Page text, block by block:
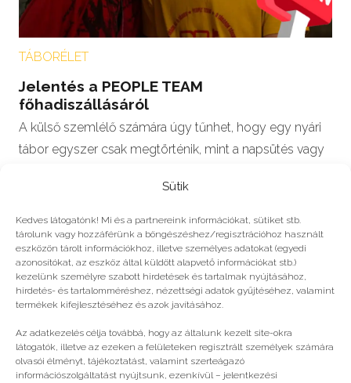
Sütik
Kedves látogatónk! Mi és a partnereink információkat, sütiket stb.
tárolunk vagy hozzáférünk a böngészéshez/regisztrációhoz használt
eszközön tárolt információkhoz, illetve személyes adatokat (egyedi
azonosítókat, az eszköz által küldött alapvető információkat stb.)
kezelünk személyre szabott hirdetések és tartalmak nyújtásához,
hirdetés- és tartalomméréshez, nézettségi adatok gyűjtéséhez, valamint
termékek kifejlesztéséhez és azok javításához.
Az adatkezelés célja továbbá, hogy az általunk kezelt site-okra
látogatók, illetve az ezeken a felületeken regisztrált személyek számára
olvasói élményt, tájékoztatást, valamint szerteágazó
információszolgáltatást nyújtsunk, ezenkívül – jelentkezési
TÁBORÉLET
Jelentés a PEOPLE TEAM
főhadiszállásáról
A külső szemlélő számára úgy tűnhet, hogy egy nyári
tábor egyszer csak megtörténik, mint a napsütés vagy
#2023
Még több